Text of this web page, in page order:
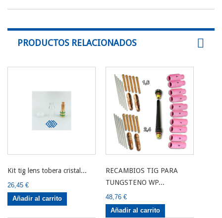
PRODUCTOS RELACIONADOS
Kit tig lens tobera cristal...
26,45 €
Añadir al carrito
RECAMBIOS TIG PARA
TUNGSTENO WP...
48,76 €
Añadir al carrito